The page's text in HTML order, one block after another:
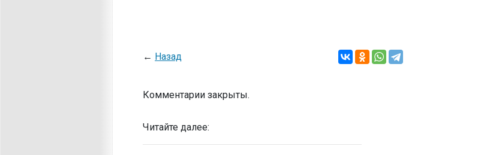
← Назад
Комментарии закрыты.
Читайте далее: